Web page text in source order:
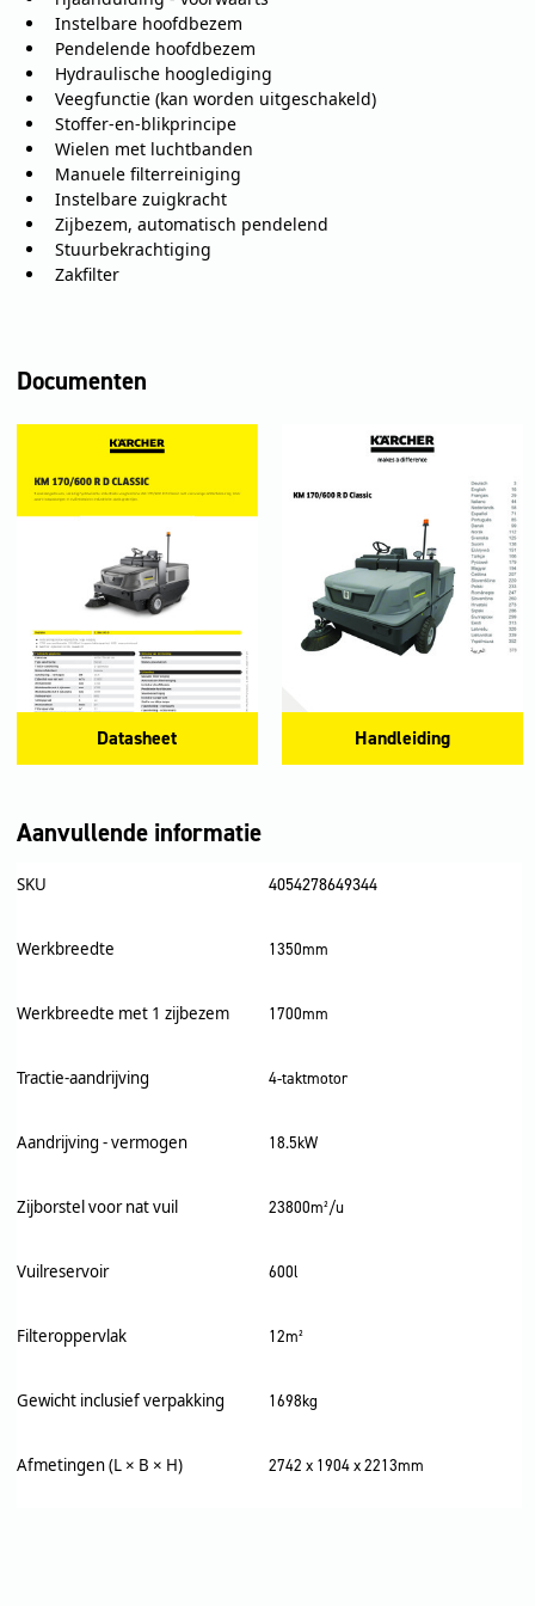
Instelbare hoofdbezem
Pendelende hoofdbezem
Hydraulische hooglediging
Veegfunctie (kan worden uitgeschakeld)
Stoffer-en-blikprincipe
Wielen met luchtbanden
Manuele filterreiniging
Instelbare zuigkracht
Zijbezem, automatisch pendelend
Stuurbekrachtiging
Zakfilter
Documenten
Datasheet Handleiding
Aanvullende informatie
SKU 4054278649344
Werkbreedte 1350mm
Werkbreedte met 1 zijbezem 1700mm
Tractie-aandrijving 4-taktmotor
Aandrijving - vermogen 18.5kW
Zijborstel voor nat vuil 23800m²/u
Vuilreservoir 600l
Filteroppervlak 12m²
Gewicht inclusief verpakking 1698kg
Afmetingen (L × B × H) 2742 x 1904 x 2213mm